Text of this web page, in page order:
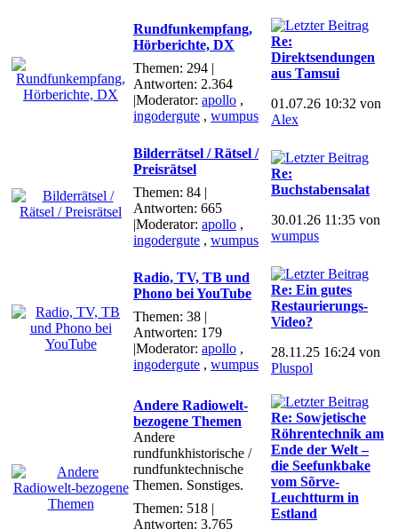
Rundfunkempfang,
Hörberichte, DX
Themen: 294 |
Antworten: 2.364
|Moderator: apollo ,
ingodergute , wumpus
Re:
Direktsendungen
aus Tamsui
01.07.26 10:32 von
Alex
Bilderrätsel / Rätsel /
Preisrätsel
Themen: 84 |
Antworten: 665
|Moderator: apollo ,
ingodergute , wumpus
Re:
Buchstabensalat
30.01.26 11:35 von
wumpus
Radio, TV, TB und
Phono bei YouTube
Themen: 38 |
Antworten: 179
|Moderator: apollo ,
ingodergute , wumpus
Re: Ein gutes
Restaurierungs-
Video?
28.11.25 16:24 von
Pluspol
Andere Radiowelt-
bezogene Themen
Andere
rundfunkhistorische /
rundfunktechnische
Themen. Sonstiges.
Themen: 518 |
Antworten: 3.765
Re: Sowjetische
Röhrentechnik am
Ende der Welt –
die Seefunkbake
vom Sõrve-
Leuchtturm in
Estland